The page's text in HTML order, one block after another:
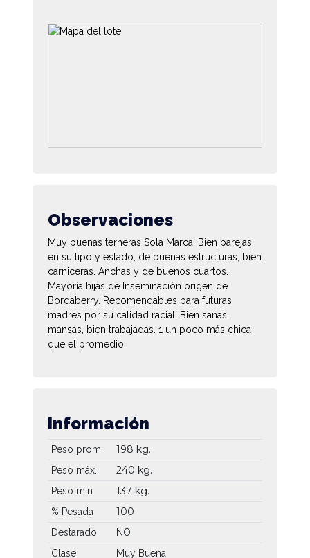
Observaciones
Muy buenas terneras Sola Marca. Bien parejas
en su tipo y estado, de buenas estructuras, bien
carniceras. Anchas y de buenos cuartos.
Mayoría hijas de Inseminación origen de
Bordaberry. Recomendables para futuras
madres por su calidad racial. Bien sanas,
mansas, bien trabajadas. 1 un poco más chica
que el promedio.
Información
Peso prom. 198 kg.
Peso máx. 240 kg.
Peso mín. 137 kg.
% Pesada 100
Destarado
NO
Clase
Muy Buena